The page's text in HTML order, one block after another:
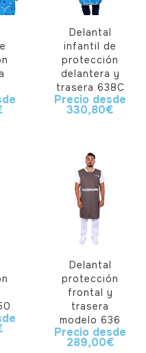
Delantal
infantil de
protección
delantera y
trasera 638C
Precio desde
330,80€
Delantal
protección
frontal y
trasera
modelo 636
Precio desde
289,00€